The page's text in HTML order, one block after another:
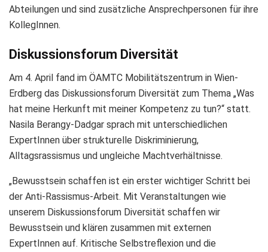
Abteilungen und sind zusätzliche Ansprechpersonen für ihre
KollegInnen.
Diskussionsforum Diversität
Am 4. April fand im ÖAMTC Mobilitätszentrum in Wien-
Erdberg das Diskussionsforum Diversität zum Thema „Was
hat meine Herkunft mit meiner Kompetenz zu tun?“ statt.
Nasila Berangy-Dadgar sprach mit unterschiedlichen
ExpertInnen über strukturelle Diskriminierung,
Alltagsrassismus und ungleiche Machtverhältnisse.
„Bewusstsein schaffen ist ein erster wichtiger Schritt bei
der Anti-Rassismus-Arbeit. Mit Veranstaltungen wie
unserem Diskussionsforum Diversität schaffen wir
Bewusstsein und klären zusammen mit externen
ExpertInnen auf. Kritische Selbstreflexion und die